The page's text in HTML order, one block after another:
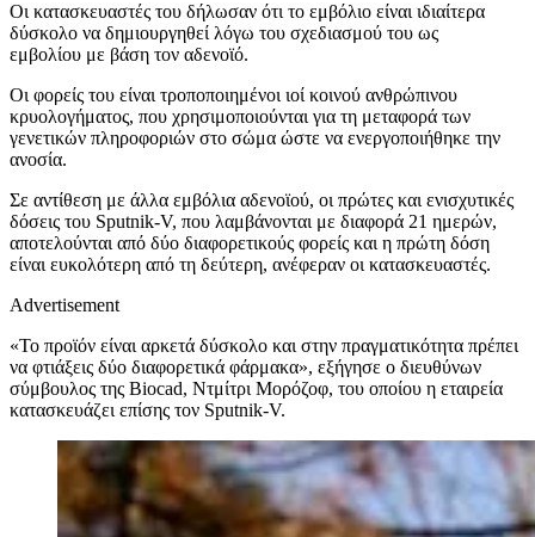
Οι κατασκευαστές του δήλωσαν ότι το εμβόλιο είναι ιδιαίτερα
δύσκολο να δημιουργηθεί λόγω του σχεδιασμού του ως
εμβολίου με βάση τον αδενοϊό.
Οι φορείς του είναι τροποποιημένοι ιοί κοινού ανθρώπινου
κρυολογήματος, που χρησιμοποιούνται για τη μεταφορά των
γενετικών πληροφοριών στο σώμα ώστε να ενεργοποιήθηκε την
ανοσία.
Σε αντίθεση με άλλα εμβόλια αδενοϊού, οι πρώτες και ενισχυτικές
δόσεις του Sputnik-V, που λαμβάνονται με διαφορά 21 ημερών,
αποτελούνται από δύο διαφορετικούς φορείς και η πρώτη δόση
είναι ευκολότερη από τη δεύτερη, ανέφεραν οι κατασκευαστές.
Advertisement
«Το προϊόν είναι αρκετά δύσκολο και στην πραγματικότητα πρέπει
να φτιάξεις δύο διαφορετικά φάρμακα», εξήγησε ο διευθύνων
σύμβουλος της Biocad, Ντμίτρι Μορόζοφ, του οποίου η εταιρεία
κατασκευάζει επίσης τον Sputnik-V.